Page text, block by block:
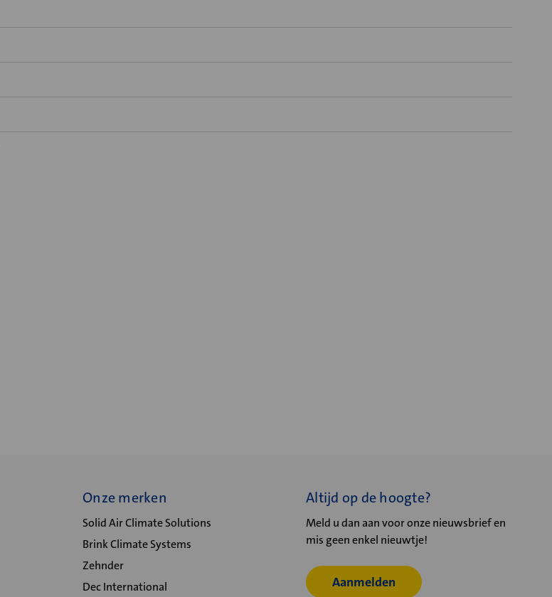
Onze merken
Solid Air Climate Solutions
Brink Climate Systems
Zehnder
Dec International
Altijd op de hoogte?
Meld u dan aan voor onze nieuwsbrief en
mis geen enkel nieuwtje!
Aanmelden